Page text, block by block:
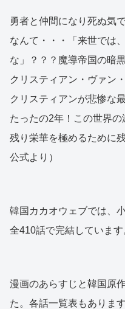
勇者と仲間になり死ぬ気
なんて・・・「来世では
な」？？？魔導帝国の暗
クリスティアン・ヴァン
クリスティアンが悲惨な
たったの2年！この世界
残り栄華を極めるために
公式より）
韓国カカオウェブでは、
全410話で完結しています
漫画のあらすじと韓国原
た。各話一覧表もあります